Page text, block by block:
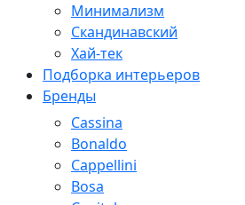
Минимализм
Скандинавский
Хай-тек
Подборка интерьеров
Бренды
Cassina
Bonaldo
Cappellini
Bosa